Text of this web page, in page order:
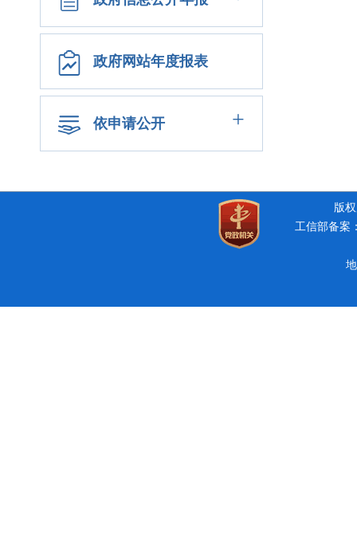
政府网站年度报表
依申请公开 +
版
工信部备案